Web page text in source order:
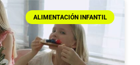
ALIMENTACIÓN INFANTIL